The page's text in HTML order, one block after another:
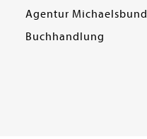
Agentur Michaelsbund
Buchhandlung